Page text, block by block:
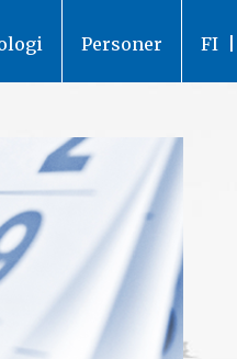
Personer FI